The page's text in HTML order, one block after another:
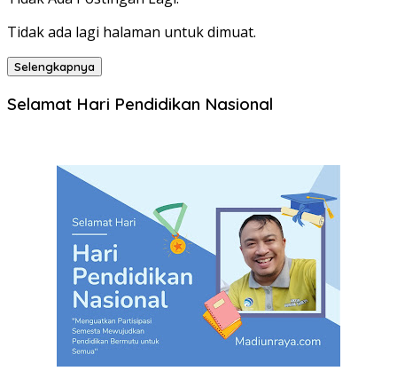
Tidak ada lagi halaman untuk dimuat.
Selengkapnya
Selamat Hari Pendidikan Nasional